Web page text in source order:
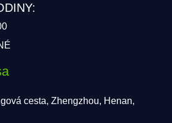
cesta, Zhengzhou, Henan,